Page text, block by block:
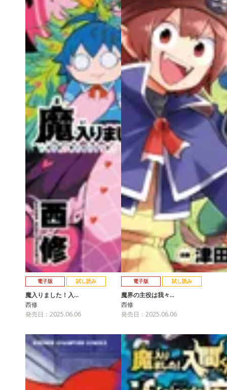
電子版 試し読み
魔入りました！入…
西修
発売日：2025.06.06
電子版 試し読み
魔界の主役は我々…
西修
発売日：2025.06.06